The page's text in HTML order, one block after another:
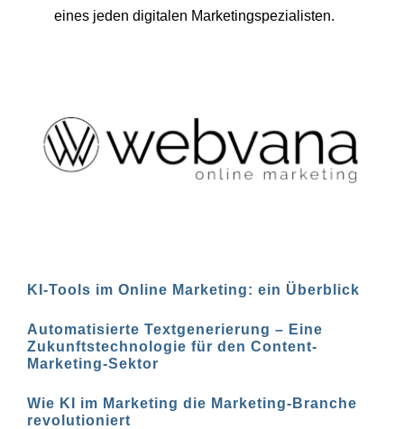
eines jeden digitalen Marketingspezialisten.
KI-Tools im Online Marketing: ein Überblick
Automatisierte Textgenerierung – Eine
Zukunftstechnologie für den Content-
Marketing-Sektor
Wie KI im Marketing die Marketing-Branche
revolutioniert